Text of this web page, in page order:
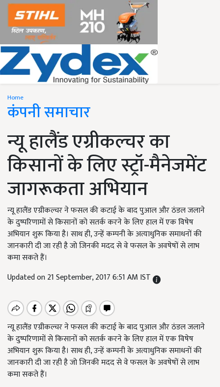
Home
कंपनी समाचार
न्यू हालैंड एग्रीकल्चर का
किसानों के लिए स्ट्रॉ-मैनेजमेंट
जागरूकता अभियान
न्यू हालैंड एग्रीकल्चर ने फसल की कटाई के बाद पुआल और ठंडल जलाने
के दुष्परिणामों से किसानों को सतर्क करने के लिए हाल में एक विषेष
अभियान शुरू किया है। साथ ही, उन्हें कम्पनी के अत्याधुनिक समाधनों की
जानकारी दी जा रही है जो जिनकी मदद से वे फसल के अवषेषों से लाभ
कमा सकते हैं।
Updated on 21 September, 2017 6:51 AM IST
न्यू हालैंड एग्रीकल्चर ने फसल की कटाई के बाद पुआल और ठंडल जलाने
के दुष्परिणामों से किसानों को सतर्क करने के लिए हाल में एक विषेष
अभियान शुरू किया है। साथ ही, उन्हें कम्पनी के अत्याधुनिक समाधनों की
जानकारी दी जा रही है जो जिनकी मदद से वे फसल के अवषेषों से लाभ
कमा सकते हैं।